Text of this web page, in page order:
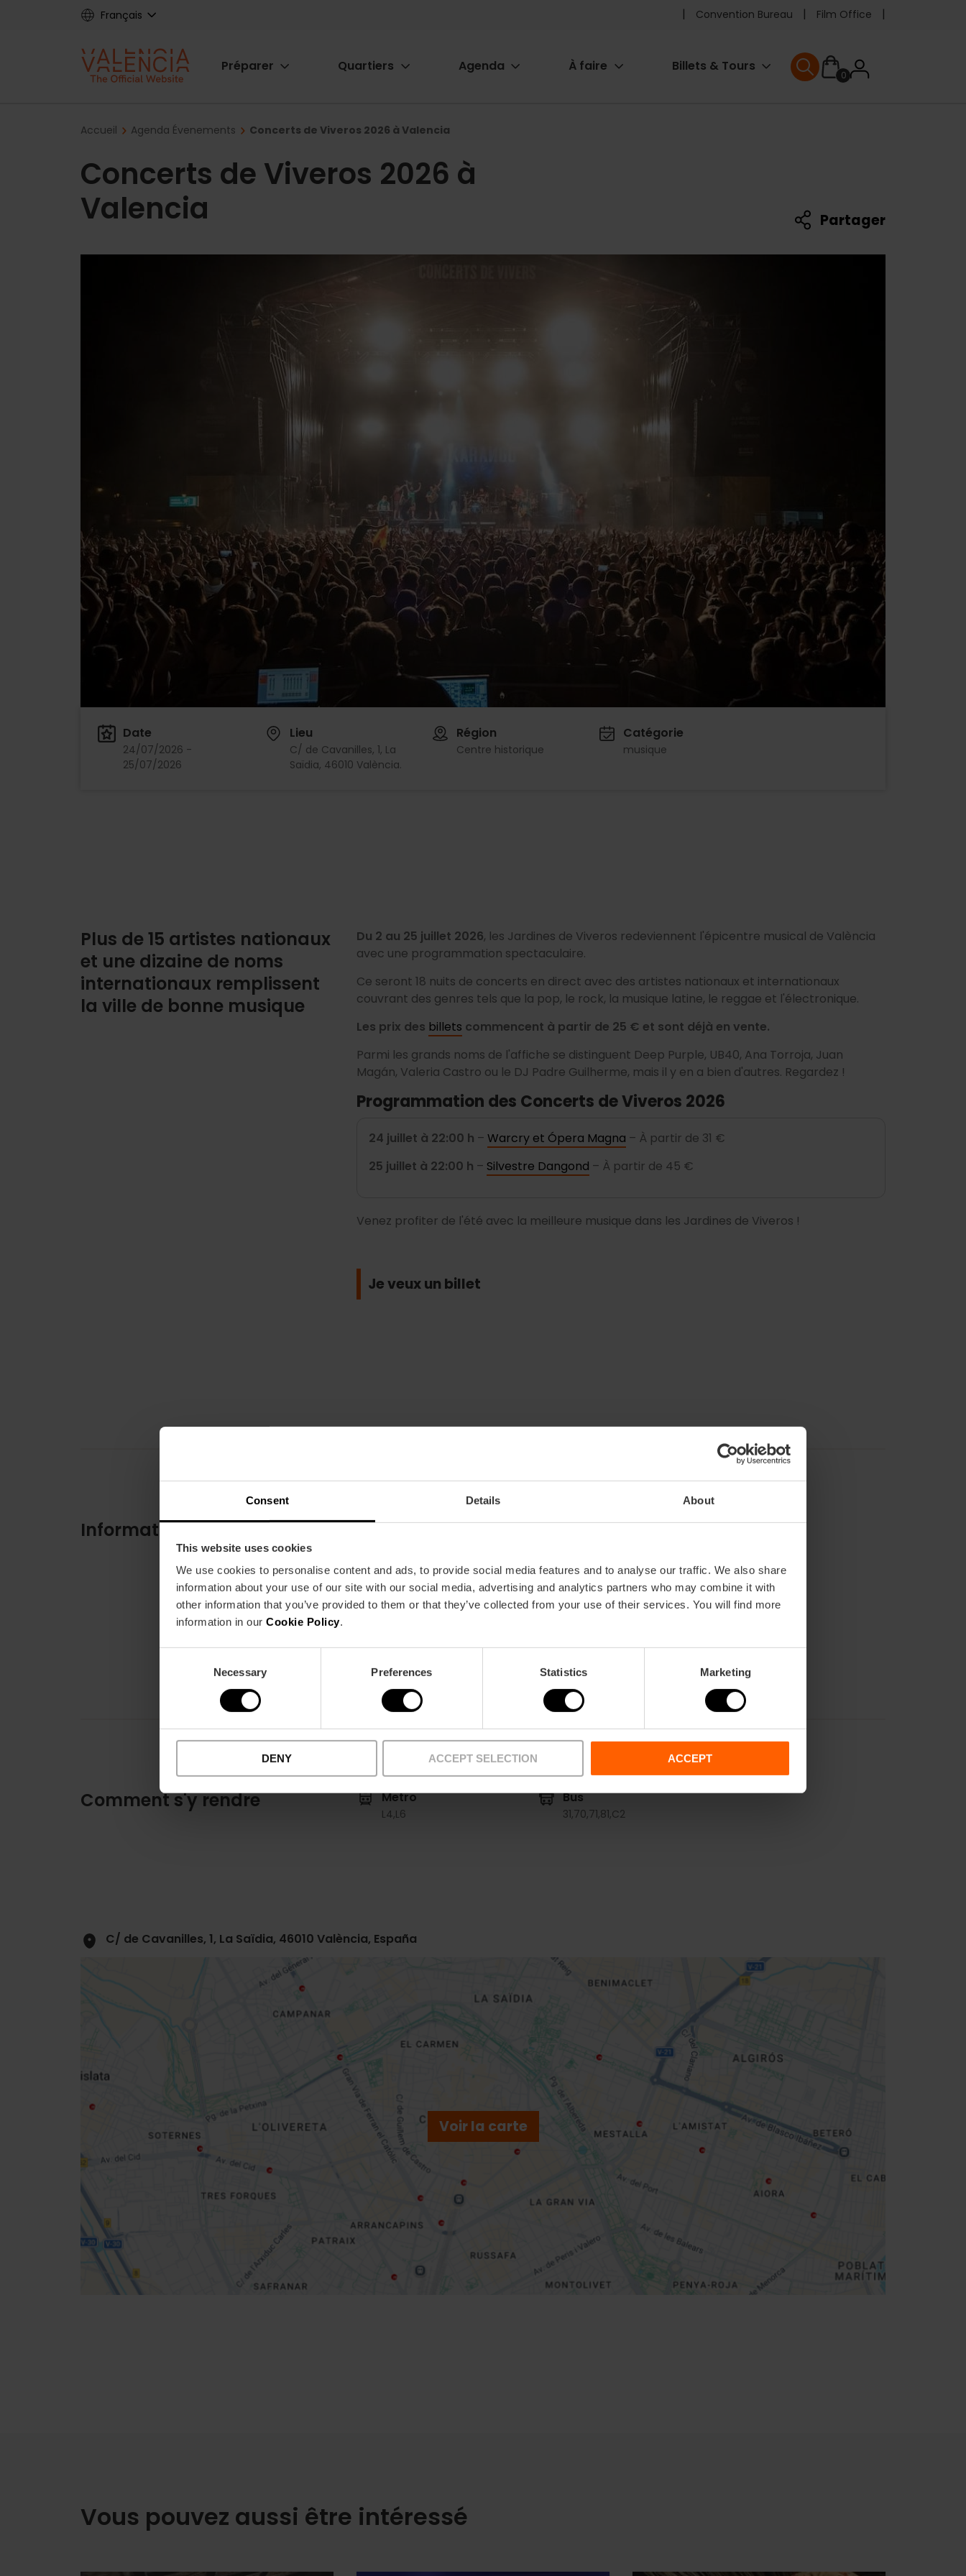
Consent Details About
This website uses cookies
We use cookies to personalise content and ads, to provide social media features and to analyse our traffic. We also share
information about your use of our site with our social media, advertising and analytics partners who may combine it with
other information that you’ve provided to them or that they’ve collected from your use of their services. You will find more
information in our Cookie Policy.
Necessary Preferences Statistics Marketing
DENY ACCEPT SELECTION ACCEPT
Français
Pre
header
Convention Bureau Film Office
Main
Préparer Quartiers Agenda À faire Billets & Tours
0User
User menu
Breadcrumb
Accueil Agenda Évenements Concerts de Viveros 2026 à Valencia
Concerts de Viveros 2026 à
Valencia
Partager
Date
24/07/2026 -
25/07/2026
Lieu
C/ de Cavanilles, 1, La
Saïdia, 46010 València.
Région
Centre historique
Catégorie
musique
Plus de 15 artistes nationaux
et une dizaine de noms
internationaux remplissent
la ville de bonne musique
Du 2 au 25 juillet 2026, les Jardines de Viveros redeviennent l'épicentre musical de València
avec une programmation spectaculaire.
Ce seront 18 nuits de concerts en direct avec des artistes nationaux et internationaux
couvrant des genres tels que la pop, le rock, la musique latine, le reggae et l'électronique.
Les prix des billets commencent à partir de 25 € et sont déjà en vente.
Parmi les grands noms de l'affiche se distinguent Deep Purple, UB40, Ana Torroja, Juan
Magán, Valeria Castro ou le DJ Padre Guilherme, mais il y en a bien d'autres. Regardez !
Programmation des Concerts de Viveros 2026
24 juillet à 22:00 h – Warcry et Ópera Magna – À partir de 31 €
25 juillet à 22:00 h – Silvestre Dangond – À partir de 45 €
Venez profiter de l'été avec la meilleure musique dans les Jardines de Viveros !
Je veux un billet
Informations pratiques Date
Horaire
Consulter chaque concert.
Tickets
Comment s'y rendre Metro
L4,L6
Bus
31,70,71,81,C2
C/ de Cavanilles, 1, La Saïdia, 46010 València, España
Voir la carte
Directions
sidebar
Vous pouvez aussi être intéressé